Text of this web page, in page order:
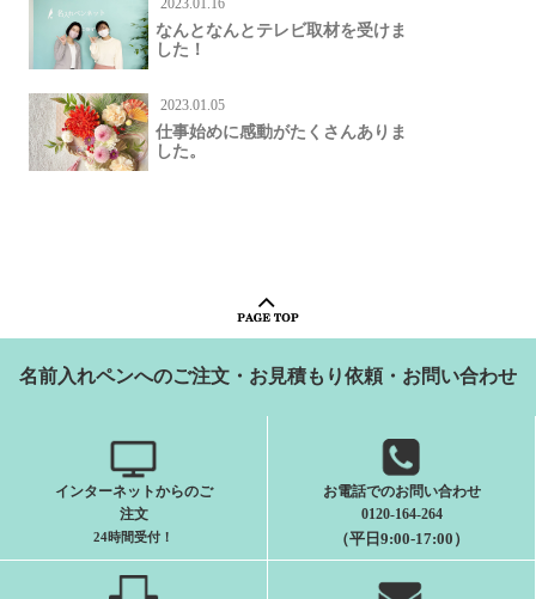
2023.01.16
なんとなんとテレビ取材を受けま
した！
2023.01.05
仕事始めに感動がたくさんありま
した。
名前入れペンへのご注文・お見積もり依頼・お問い合わせ
インターネットからのご
注文
24時間受付 ！
お電話でのお問い合わせ
0120-164-264
（平日9:00-17:00）